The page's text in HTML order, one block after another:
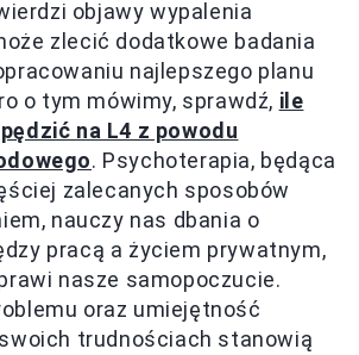
objawy wypalenia
zlecić dodatkowe badania
najlepszego planu
o tym mówimy, sprawdź, ile
na L4 z powodu
. Psychoterapia, będąca
zalecanych sposobów
nauczy nas dbania o
pracą a życiem prywatnym,
nasze samopoczucie.
oraz umiejętność
trudnościach stanowią